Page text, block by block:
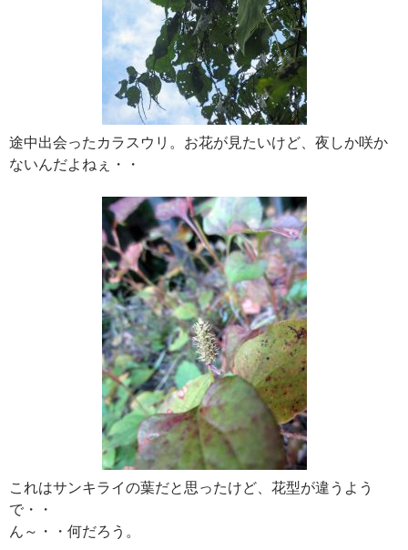
途中出会ったカラスウリ。お花が見たいけど、夜しか咲か
ないんだよねぇ・・
これはサンキライの葉だと思ったけど、花型が違うよう
で・・
ん～・・何だろう。